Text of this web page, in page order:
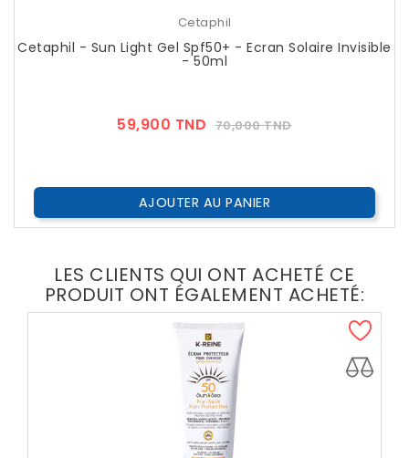
Cetaphil
Cetaphil - Sun Light Gel Spf50+ - Ecran Solaire Invisible
- 50ml
59,900 TND Prix
70,000 TNDPrix
AJOUTER AU PANIER
LES CLIENTS QUI ONT ACHETÉ CE
PRODUIT ONT ÉGALEMENT ACHETÉ: